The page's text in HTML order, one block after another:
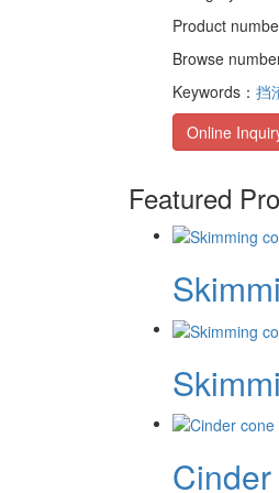
Product
Browse
Keywords： 挡
Online
Featured